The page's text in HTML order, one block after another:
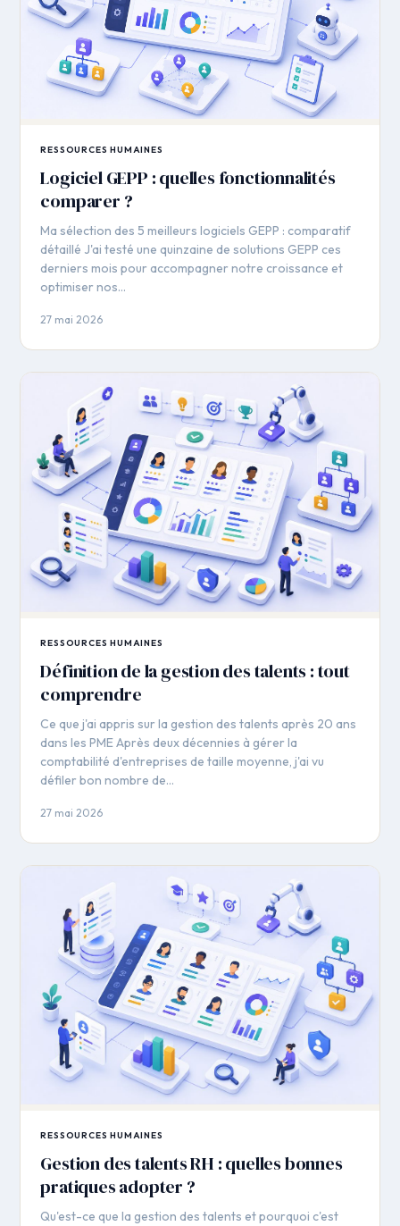
RESSOURCES HUMAINES
Logiciel GEPP : quelles fonctionnalités
comparer ?
Ma sélection des 5 meilleurs logiciels GEPP : comparatif
détaillé J'ai testé une quinzaine de solutions GEPP ces
derniers mois pour accompagner notre croissance et
optimiser nos…
27 mai 2026
RESSOURCES HUMAINES
Définition de la gestion des talents : tout
comprendre
Ce que j'ai appris sur la gestion des talents après 20 ans
dans les PME Après deux décennies à gérer la
comptabilité d'entreprises de taille moyenne, j'ai vu
défiler bon nombre de…
27 mai 2026
RESSOURCES HUMAINES
Gestion des talents RH : quelles bonnes
pratiques adopter ?
Qu'est-ce que la gestion des talents et pourquoi c'est